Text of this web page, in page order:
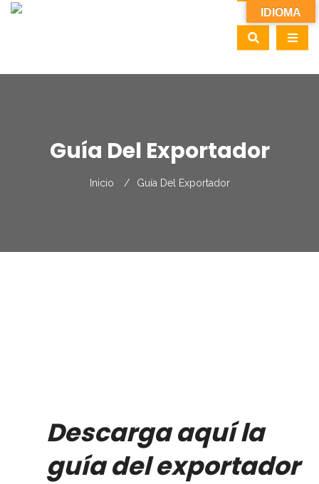
Guía Del Exportador
Inicio Guía Del Exportador
Descarga aquí la
guía del exportador
IDIOMA